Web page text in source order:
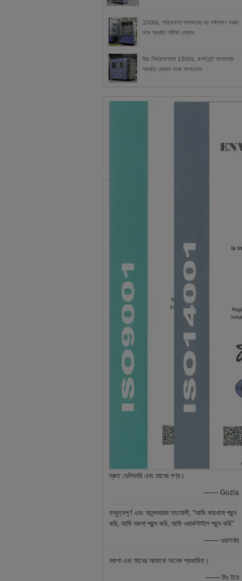
1000L পরিবেশগত তাপমাত্রা বড় পর্যবেক্ষণ দরজা
সঙ্গে আর্দ্রতা পরীক্ষা চেম্বার
উচ্চ নির্ভরযোগ্যতা 1500L কনস্ট্যান্ট তাপমাত্রা
আর্দ্রতা চেম্বার সহজ অপারেশন
দ্রুত ডেলিভারি এবং মানের পণ্য।
—— Gozia
বন্ধুত্বপূর্ণ এবং আনন্দদায়ক সহযোগী, "আমি কারখানা পছন্দ
করি, আমি নকশা পছন্দ করি, আমি ওয়ার্কস্টাইল পছন্দ করি"
—— ওয়াগনার
নকশা এবং মানের আমাকে অনেক প্রভাবিত।
—— মিঃ ইয়ে